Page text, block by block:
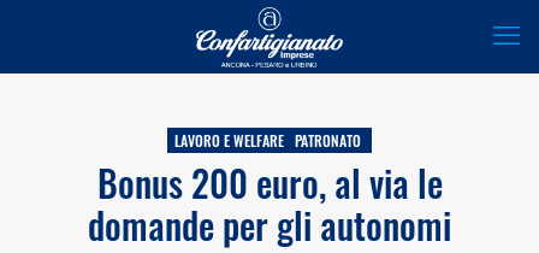
LAVORO E WELFARE PATRONATO
Bonus 200 euro, al via le
domande per gli autonomi